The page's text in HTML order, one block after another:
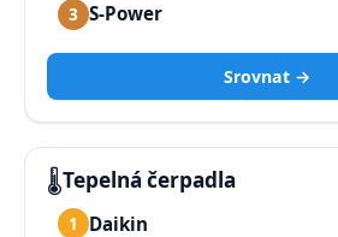
3 S-Power
Srovnat →
🌡️Tepelná čerpadla
1 Daikin